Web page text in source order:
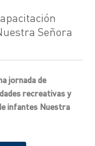
Señora
jornada de
recreativas y
infantes Nuestra